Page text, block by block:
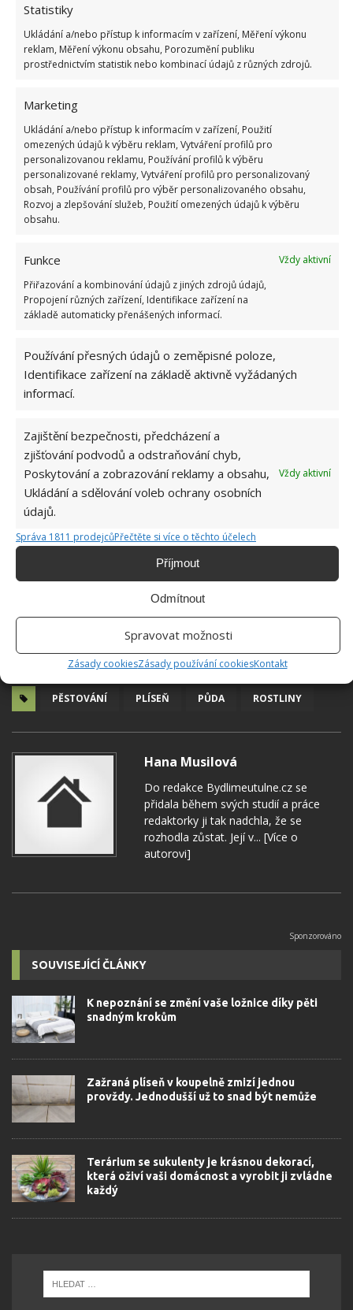
Statistiky
Ukládání a/nebo přístup k informacím v zařízení, Měření výkonu
reklam, Měření výkonu obsahu, Porozumění publiku
prostřednictvím statistik nebo kombinací údajů z různých zdrojů.
Marketing
Ukládání a/nebo přístup k informacím v zařízení, Použití
omezených údajů k výběru reklam, Vytváření profilů pro
personalizovanou reklamu, Používání profilů k výběru
personalizované reklamy, Vytváření profilů pro personalizovaný
obsah, Používání profilů pro výběr personalizovaného obsahu,
Rozvoj a zlepšování služeb, Použití omezených údajů k výběru
obsahu.
Funkce
Vždy aktivní
Přiřazování a kombinování údajů z jiných zdrojů údajů,
Propojení různých zařízení, Identifikace zařízení na
základě automaticky přenášených informací.
Používání přesných údajů o zeměpisné poloze,
Identifikace zařízení na základě aktivně vyžádaných
informací.
Zajištění bezpečnosti, předcházení a
zjišťování podvodů a odstraňování chyb,
Poskytování a zobrazování reklamy a obsahu,
Ukládání a sdělování voleb ochrany osobních
údajů.
Vždy aktivní
Správa 1811 prodejcůPřečtěte si více o těchto účelech
Příjmout
Odmítnout
Spravovat možnosti
Zásady cookiesZásady používání cookiesKontakt
Praktické tipy, jak předcházet
plísním v květináči
Aby se plíseň kolem pěstovaných rostlin netvořila
občasné a mírné zalévání. Do zálivky lze přidat i
trochu manganistanu draselného, který bude
preventivně působit. Vytvořte světle růžový roztok.
Někteří zkušení zahrádkáři také doporučují nakrájet
stroužek česneku, rozložit ho na půdu poblíž stonku
a zalít.
Po vyschnutí substrátu česnekové plátky jen vyjmete
a plíseň by se neměla tvořit. Opakovat tento způsob
můžete tehdy, když máte podezření na tvorbu plísně
v půdě. Zabráníte tím rozvoji rostlinných chorob.
Úvodní Fotografie: Freepik
PĚSTOVÁNÍ PLÍSEŇ PŮDA ROSTLINY
Hana Musilová
Do redakce Bydlimeutulne.cz se
přidala během svých studií a práce
redaktorky ji tak nadchla, že se
rozhodla zůstat. Její v... [Více o
autorovi]
SOUVISEJÍCÍ ČLÁNKY
K nepoznání se změní vaše ložnice díky pěti
snadným krokům
Zažraná plíseň v koupelně zmizí jednou
provždy. Jednodušší už to snad být nemůže
Terárium se sukulenty je krásnou dekorací,
která oživí vaši domácnost a vyrobit ji zvládne
každý